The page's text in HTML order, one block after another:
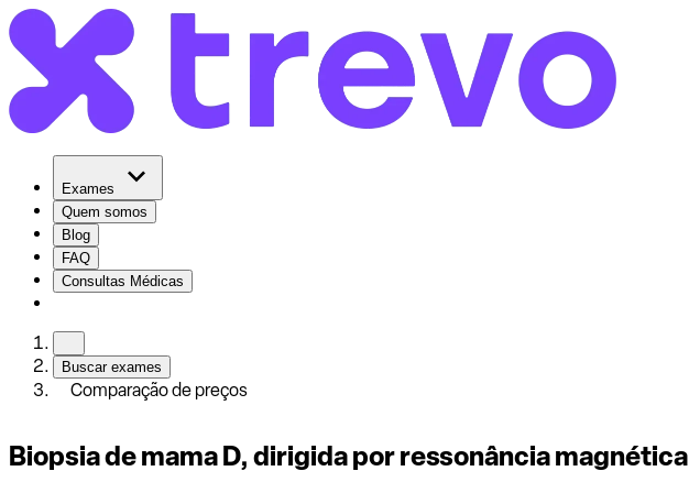
Exames
Quem somos
Blog
FAQ
Consultas Médicas
Buscar exames
Comparação de preços
Biopsia de mama D, dirigida por ressonância magnética